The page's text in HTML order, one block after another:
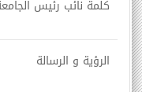
كلمة نائب رئيس
الرؤية و الرسالة